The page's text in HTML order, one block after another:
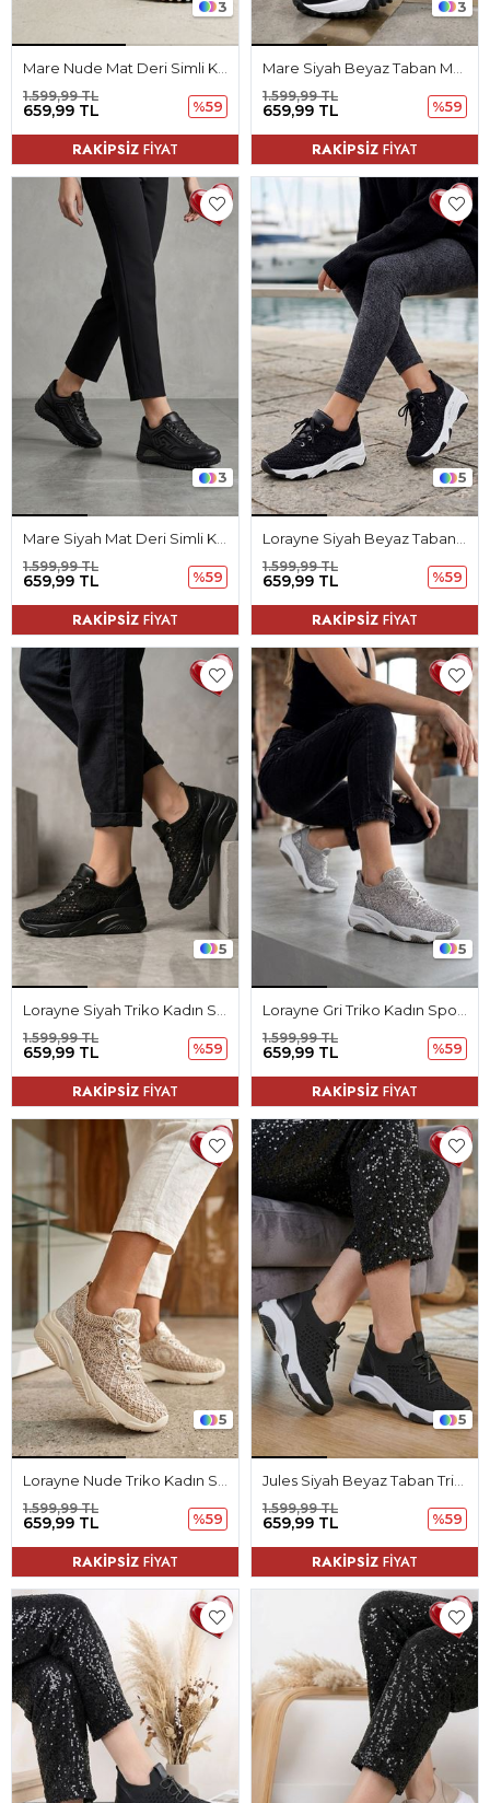
3
659,99 TL
1.599,99 TL
%59
RAKİPSİZ FİYAT
3
659,99 TL
1.599,99 TL
%59
RAKİPSİZ FİYAT
3
659,99 TL
1.599,99 TL
%59
RAKİPSİZ FİYAT
5
659,99 TL
1.599,99 TL
%59
RAKİPSİZ FİYAT
5
659,99 TL
1.599,99 TL
%59
RAKİPSİZ FİYAT
5
659,99 TL
1.599,99 TL
%59
RAKİPSİZ FİYAT
5
659,99 TL
1.599,99 TL
%59
RAKİPSİZ FİYAT
5
659,99 TL
1.599,99 TL
%59
RAKİPSİZ FİYAT